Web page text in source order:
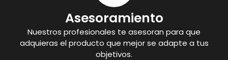
Asesoramiento
Nuestros profesionales te asesoran para que
adquieras el producto que mejor se adapte a tus
objetivos.